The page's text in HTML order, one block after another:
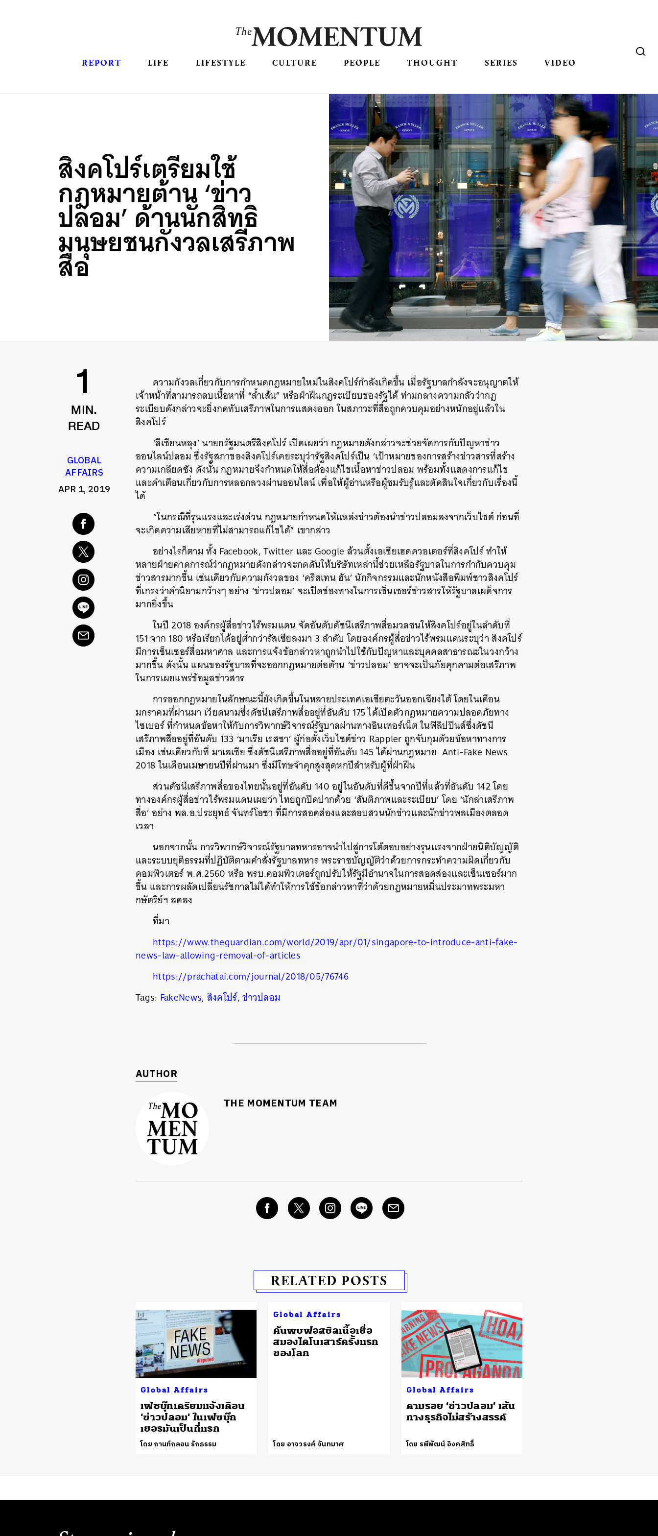
REPORT LIFE LIFESTYLE CULTURE PEOPLE THOUGHT SERIES VIDEO
สิงคโปร์เตรียมใช้
กฎหมายต้าน ‘ข่าว
ปลอม’ ด้านนักสิทธิ
มนุษยชนกังวลเสรีภาพ
สื่อ
1
MIN.
READ
GLOBAL
AFFAIRS
APR 1, 2019
ความกังวลเกี่ยวกับการกำหนดกฎหมายใหม่ในสิงคโปร์กำลังเกิดขึ้น เมื่อรัฐบาลกำลังจะอนุญาตให้
เจ้าหน้าที่สามารถลบเนื้อหาที่ “ล้ำเส้น” หรือฝ่าฝืนกฎระเบียบของรัฐได้ ท่ามกลางความกลัวว่ากฎ
ระเบียบดังกล่าวจะยิ่งกดทับเสรีภาพในการแสดงออก ในสภาวะที่สื่อถูกควบคุมอย่างหนักอยู่แล้วใน
สิงคโปร์
‘ลีเซียนหลุง’ นายกรัฐมนตรีสิงคโปร์ เปิดเผยว่า กฎหมายดังกล่าวจะช่วยจัดการกับปัญหาข่าว
ออนไลน์ปลอม ซึ่งรัฐสภาของสิงคโปร์เคยระบุว่ารัฐสิงคโปร์เป็น ‘เป้าหมายของการสร้างข่าวสารที่สร้าง
ความเกลียดชัง ดังนั้น กฎหมายจึงกำหนดให้สื่อต้องแก้ไขเนื้อหาข่าวปลอม พร้อมทั้งแสดงการแก้ไข
และคำเตือนเกี่ยวกับการหลอกลวงผ่านออนไลน์ เพื่อให้ผู้อ่านหรือผู้ชมรับรู้และตัดสินใจเกี่ยวกับเรื่องนี้
ได้
“ในกรณีที่รุนแรงและเร่งด่วน กฎหมายกำหนดให้แหล่งข่าวต้องนำข่าวปลอมลงจากเว็บไซต์ ก่อนที่
จะเกิดความเสียหายที่ไม่สามารถแก้ไขได้” เขากล่าว
อย่างไรก็ตาม ทั้ง Facebook, Twitter และ Google ล้วนตั้งเอเชียเฮดควอเตอร์ที่สิงคโปร์ ทำให้
หลายฝ่ายคาดการณ์ว่ากฎหมายดังกล่าวจะกดดันให้บริษัทเหล่านี้ช่วยเหลือรัฐบาลในการกำกับควบคุม
ข่าวสารมากขึ้น เช่นเดียวกับความกังวลของ ‘คริสเทน ฮัน’ นักกิจกรรมและนักหนังสือพิมพ์ชาวสิงคโปร์
ที่เกรงว่าคำนิยามกว้างๆ อย่าง ‘ข่าวปลอม’ จะเปิดช่องทางในการเซ็นเซอร์ข่าวสารให้รัฐบาลเผด็จการ
มากยิ่งขึ้น
ในปี 2018 องค์กรผู้สื่อข่าวไร้พรมแดน จัดอันดับดัชนีเสรีภาพสื่อมวลชนให้สิงคโปร์อยู่ในลำดับที่
151 จาก 180 หรือเรียกได้อยู่ต่ำกว่ารัสเซียลงมา 3 ลำดับ โดยองค์กรผู้สื่อข่าวไร้พรมแดนระบุว่า สิงคโปร์
มีการเซ็นเซอร์สื่อมหาศาล และการแจ้งข้อกล่าวหาถูกนำไปใช้กับปัญหาและบุคคลสาธารณะในวงกว้าง
มากขึ้น ดังนั้น แผนของรัฐบาลที่จะออกกฎหมายต่อต้าน ‘ข่าวปลอม’ อาจจะเป็นภัยคุกคามต่อเสรีภาพ
ในการเผยแพร่ข้อมูลข่าวสาร
การออกกฎหมายในลักษณะนี้ยังเกิดขึ้นในหลายประเทศเอเชียตะวันออกเฉียงใต้ โดยในเดือน
มกราคมที่ผ่านมา เวียดนามซึ่งดัชนีเสรีภาพสื่ออยู่ที่อันดับ 175 ได้เปิดตัวกฎหมายความปลอดภัยทาง
ไซเบอร์ ที่กำหนดข้อหาให้กับการวิพากษ์วิจารณ์รัฐบาลผ่านทางอินเทอร์เน็ต ในฟิลิปปินส์ซึ่งดัชนี
เสรีภาพสื่ออยู่ที่อันดับ 133 ‘มาเรีย เรสซา’ ผู้ก่อตั้งเว็บไซต์ข่าว Rappler ถูกจับกุมด้วยข้อหาทางการ
เมือง เช่นเดียวกับที่ มาเลเซีย ซึ่งดัชนีเสรีภาพสื่ออยู่ที่อันดับ 145 ได้ผ่านกฎหมาย Anti-Fake News
2018 ในเดือนเมษายนปีที่ผ่านมา ซึ่งมีโทษจำคุกสูงสุดหกปีสำหรับผู้ที่ฝ่าฝืน
ส่วนดัชนีเสรีภาพสื่อของไทยนั้นอยู่ที่อันดับ 140 อยู่ในอันดับที่ดีขึ้นจากปีที่แล้วที่อันดับ 142 โดย
ทางองค์กรผู้สื่อข่าวไร้พรมแดนเผยว่า ไทยถูกปิดปากด้วย ‘สันติภาพและระเบียบ’ โดย ‘นักล่าเสรีภาพ
สื่อ’ อย่าง พล.อ.ประยุทธ์ จันทร์โอชา ที่มีการสอดส่องและสอบสวนนักข่าวและนักข่าวพลเมืองตลอด
เวลา
นอกจากนั้น การวิพากษ์วิจารณ์รัฐบาลทหารอาจนำไปสู่การโต้ตอบอย่างรุนแรงจากฝ่ายนิติบัญญัติ
และระบบยุติธรรมที่ปฏิบัติตามคำสั่งรัฐบาลทหาร พระราชบัญญัติว่าด้วยการกระทำความผิดเกี่ยวกับ
คอมพิวเตอร์ พ.ศ.2560 หรือ พรบ.คอมพิวเตอร์ถูกปรับให้รัฐมีอำนาจในการสอดส่องและเซ็นเซอร์มาก
ขึ้น และการผลัดเปลี่ยนรัชกาลไม่ได้ทำให้การใช้ข้อกล่าวหาที่ว่าด้วยกฎหมายหมิ่นประมาทพระมหา
กษัตริย์ฯ ลดลง
ที่มา
https://www.theguardian.com/world/2019/apr/01/singapore-to-introduce-anti-fake-
news-law-allowing-removal-of-articles
https://prachatai.com/journal/2018/05/76746
Tags: FakeNews, สิงคโปร์,ข่าวปลอม
AUTHOR
THE MOMENTUM TEAM
RELATED POSTS
Global Affairs
เฟซบุ๊กเตรียมแจ้งเตือน
‘ข่าวปลอม’ ในเฟซบุ๊ก
เยอรมันเป็นที่แรก
โดย กานท์กลอน รักธรรม
Global Affairs
ค้นพบฟอสซิลเนื้อเยื่อ
สมองไดโนเสาร์ครั้งแรก
ของโลก
โดย อาจวรงค์ จันทมาศ
Global Affairs
ตามรอย ‘ข่าวปลอม’ เส้น
ทางธุรกิจไม่สร้างสรรค์
โดย รพีพัฒน์ อิงคสิทธิ์
SHARE TWEET LINE EMAIL